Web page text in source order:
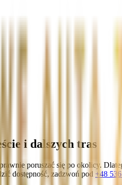
i dalszych tras
poruszać się po okolicy.
dostępność, zadzwoń pod +48